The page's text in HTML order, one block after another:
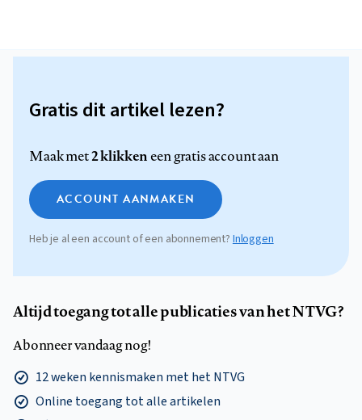
Gratis dit artikel lezen?
Maak met2 klikkeneen gratis account aan
ACCOUNT AANMAKEN
Heb je al een account of een abonnement? Inloggen
Altijd toegang tot alle publicaties van het NTVG?
Abonneer vandaag nog!
12 weken kennismaken met het NTVG
Online toegang tot alle artikelen